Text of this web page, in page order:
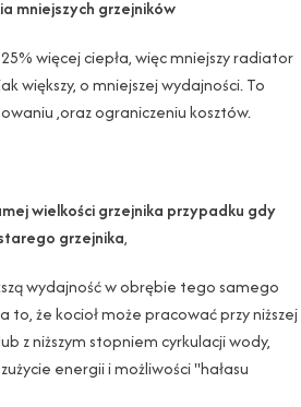
mniejszych grzejników
więcej ciepła, więc mniejszy radiator
większy, o mniejszej wydajności. To
,oraz ograniczeniu kosztów.
wielkości grzejnika przypadku gdy
grzejnika,
wydajność w obrębie tego samego
to, że kocioł może pracować przy niższej
z niższym stopniem cyrkulacji wody,
energii i możliwości "hałasu